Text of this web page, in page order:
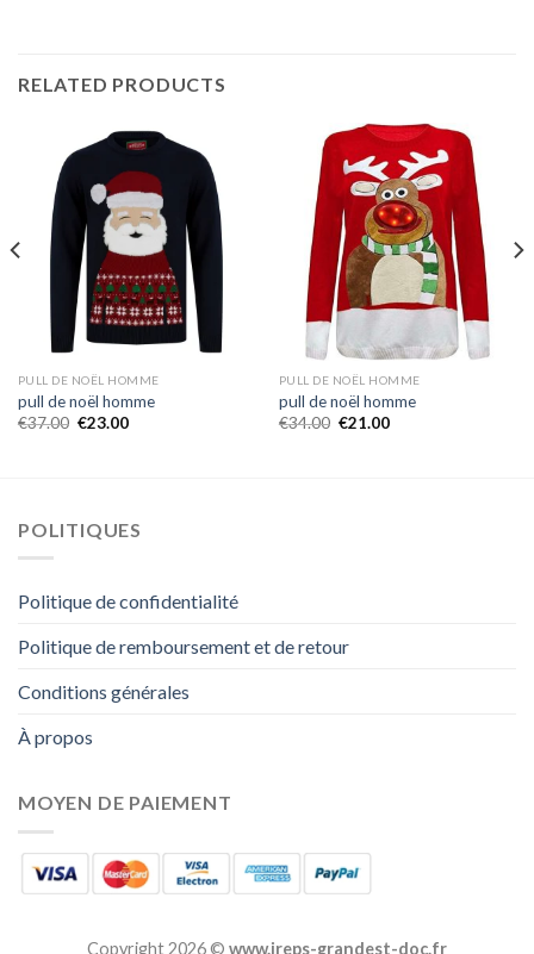
RELATED PRODUCTS
PULL DE NOËL HOMME
pull de noël homme
€37.00 €23.00
PULL DE NOËL HOMME
pull de noël homme
€34.00 €21.00
POLITIQUES
Politique de confidentialité
Politique de remboursement et de retour
Conditions générales
À propos
MOYEN DE PAIEMENT
Copyright 2026 © www.ireps-grandest-doc.fr